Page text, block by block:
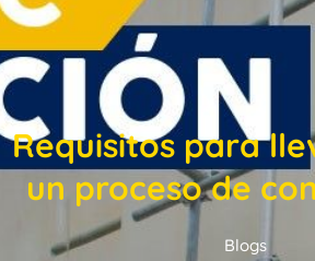
Requisitos para
un proceso de
Blogs